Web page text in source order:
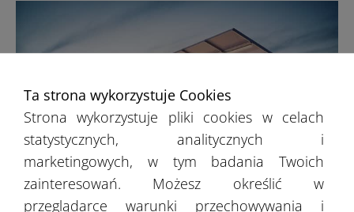
Ta strona wykorzystuje Cookies
Strona wykorzystuje pliki cookies w celach
statystycznych, analitycznych i
marketingowych, w tym badania Twoich
zainteresowań. Możesz określić w
przeglądarce warunki przechowywania i